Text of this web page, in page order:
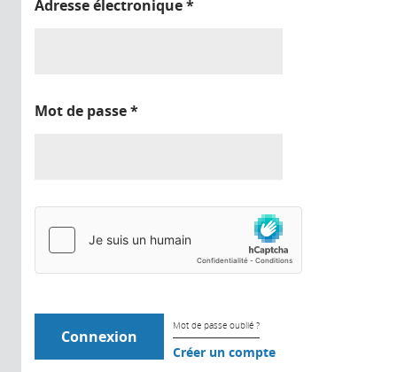
Adresse électronique*
Mot de passe*
Mot de passe oublié ?
Créer un compte